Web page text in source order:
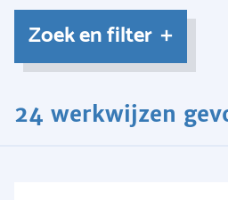
Zoek en filter
24 werkwijzen